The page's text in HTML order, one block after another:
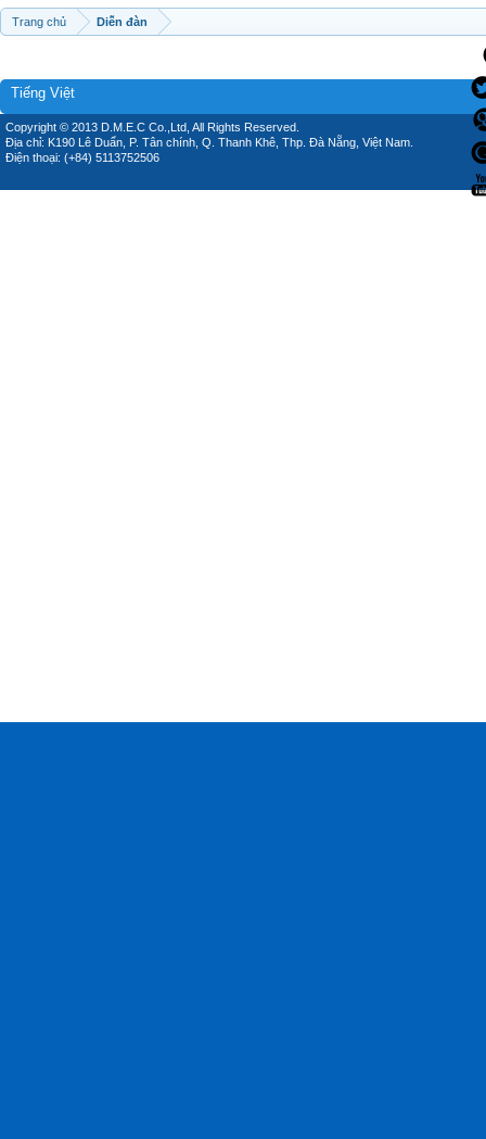
Trang chủ Diễn đàn
Tiếng Việt
Copyright © 2013 D.M.E.C Co.,Ltd, All Rights Reserved.
Địa chỉ: K190 Lê Duẩn, P. Tân chính, Q. Thanh Khê, Thp. Đà Nẵng, Việt Nam.
Điện thoại: (+84) 5113752506